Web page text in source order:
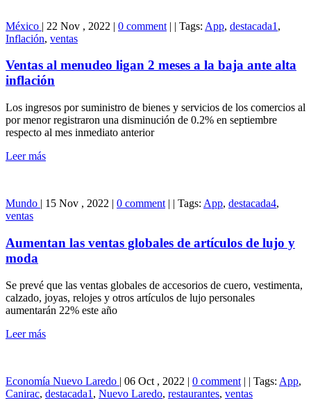
México | 22 Nov , 2022 | 0 comment | | Tags: App, destacada1 ,
Inflación, ventas
Ventas al menudeo ligan 2 meses a la baja ante alta
inflación
Los ingresos por suministro de bienes y servicios de los comercios al
por menor registraron una disminución de 0.2% en septiembre
respecto al mes inmediato anterior
Leer más
Mundo | 15 Nov , 2022 | 0 comment | | Tags: App, destacada4,
ventas
Aumentan las ventas globales de artículos de lujo y
moda
Se prevé que las ventas globales de accesorios de cuero, vestimenta,
calzado, joyas, relojes y otros artículos de lujo personales
aumentarán 22% este año
Leer más
Economía Nuevo Laredo | 06 Oct , 2022 | 0 comment | | Tags: App,
Canirac, destacada1 , Nuevo Laredo, restaurantes, ventas